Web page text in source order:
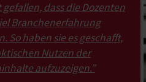
gefallen, dass die Dozenten
Branchenerfahrung
So haben sie es geschafft,
Nutzen der
aufzuzeigen.”